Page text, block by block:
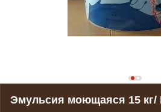
Эмульсия моющаяся 15 кг/